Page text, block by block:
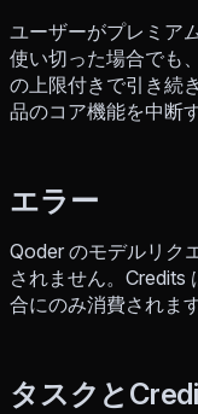
ユーザーがプレミア
使い切った場合でも
の上限付きで引き続
品のコア機能を中断
エラー
Qoder のモデルリク
されません。Credits
合にのみ消費されます
タスクと